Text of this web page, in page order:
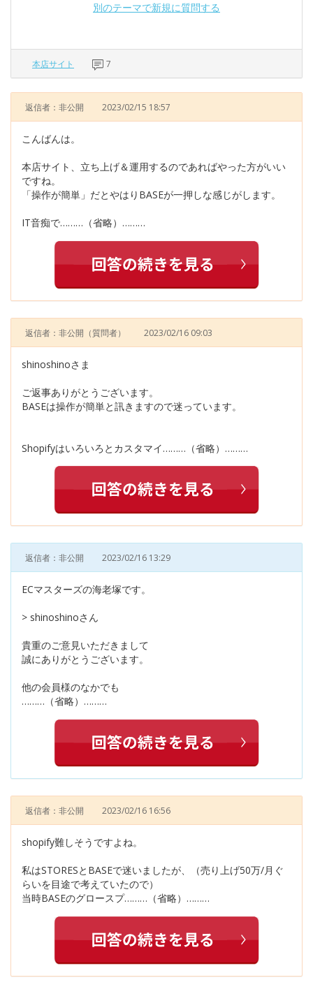
別のテーマで新規に質問する
本店サイト 7
返信者：非公開 2023/02/15 18:57
こんばんは。
本店サイト、立ち上げ＆運用するのであればやった方がいい
ですね。
「操作が簡単」だとやはりBASEが一押しな感じがします。
IT音痴で………（省略）………
返信者：非公開 （質問者） 2023/02/16 09:03
shinoshinoさま
ご返事ありがとうございます。
BASEは操作が簡単と訊きますので迷っています。
Shopifyはいろいろとカスタマイ………（省略）………
返信者：非公開 2023/02/16 13:29
ECマスターズの海老塚です。
> shinoshinoさん
貴重のご意見いただきまして
誠にありがとうございます。
他の会員様のなかでも
………（省略）………
返信者：非公開 2023/02/16 16:56
shopify難しそうですよね。
私はSTORESとBASEで迷いましたが、（売り上げ50万/月ぐ
らいを目途で考えていたので）
当時BASEのグロースプ………（省略）………